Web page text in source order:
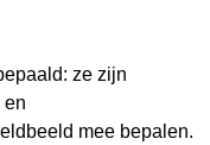
ze zijn
en
mee bepalen.